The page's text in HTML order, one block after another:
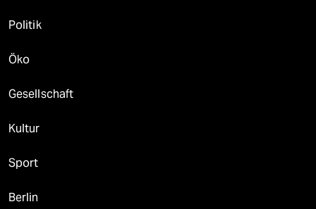
Politik
Öko
Gesellschaft
Kultur
Sport
Berlin